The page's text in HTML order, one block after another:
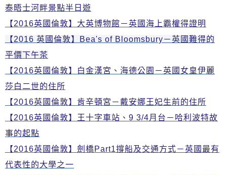
泰晤士河畔景點半日遊
【2016英國倫敦】大英博物館－英國海上霸權得證明
【2016 英國倫敦】 Bea's of Bloomsbury－英國難得的
平價下午茶
【2016英國倫敦】白金漢宮、海德公園－英國女皇伊麗
莎白二世的住所
【2016英國倫敦】肯辛頓宮－戴安娜王妃生前的住所
【2016英國倫敦】王十字車站、9 3/4月台－哈利波特故
事的起點
【2016英國倫敦】劍橋Part1撐船及交通方式－英國最有
代表性的大學之一